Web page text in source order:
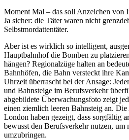
Moment Mal – das soll Anzeichen von
Ja sicher: die Täter waren nicht
Selbstmordattentäter.
Aber ist es wirklich so intelligent,
Hauptbahnhof die Bomben zu
hängen? Regionalzüge halten an
Bahnhöfen, die Bahn versteckt ihre
Uhrzeit überrascht bei der Ansage:
und Bahnsteige im Berufsverkehr
abgebildete Überwachungsfoto zeigt
einen ziemlich leeren Bahnsteig an.
London haben gezeigt, dass sorgfältig
bewusst den Berufsverkehr nutzen, um
umzubringen.